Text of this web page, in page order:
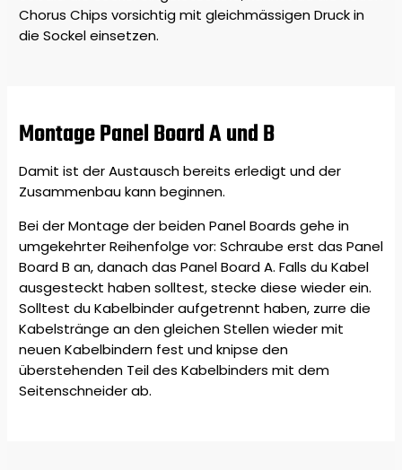
Chorus Chips vorsichtig mit gleichmässigen Druck in
die Sockel einsetzen.
Montage Panel Board A und B
Damit ist der Austausch bereits erledigt und der
Zusammenbau kann beginnen.
Bei der Montage der beiden Panel Boards gehe in
umgekehrter Reihenfolge vor: Schraube erst das Panel
Board B an, danach das Panel Board A. Falls du Kabel
ausgesteckt haben solltest, stecke diese wieder ein.
Solltest du Kabelbinder aufgetrennt haben, zurre die
Kabelstränge an den gleichen Stellen wieder mit
neuen Kabelbindern fest und knipse den
überstehenden Teil des Kabelbinders mit dem
Seitenschneider ab.